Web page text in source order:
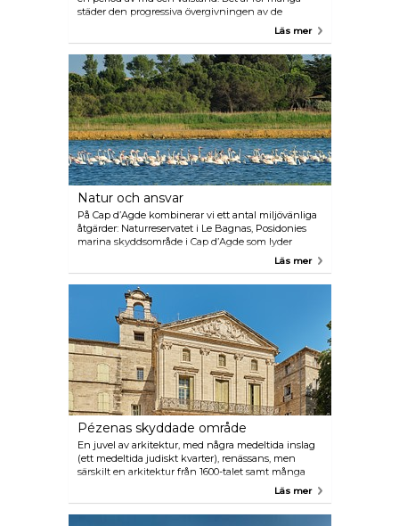
städer den progressiva övergivningen av de
medeltida vallarna och utbyggnaden av städer,
medeltida marknaderna i Pézenas och Montagnac
är fortfarande mycket populära och de här
städernas rikedom återspeglas i de många palatsen
som vi fortfarande kan se idag. Agde upplevde ett
liknande uppsving och dess palats är byggda i
basalt precis som i Vias och Portiragnes. Kyrkorna
smyckas med retabler (Pomerols, Pézenas) och
möbler. Genom guidade turer eller med en gratis
ritning och ljudtext kan du upptäcka dessa
rikedomar.
Läs mer
Natur och ansvar
På Cap d’Agde kombinerar vi ett antal miljövänliga
åtgärder: Naturreservatet i Le Bagnas, Posidonies
marina skyddsområde i Cap d’Agde som lyder
under programmet Natura 2000, strandskydd,
cykelvägar. Vår plan för strandkvalitet garanterar att
Cap d’Agdes bad- och kustvatten är rena.
Grannarna Vias och Portiragnes, Pézenas och
Saint-Pons de Mauchiens strävar på samma sätt för
att bevara hotade arter och våtmarker. Med
våtmarken Grande Maïre i Portiragnes eller
naturreservatet Roque-Haute mellan Agde och
Béziers. Visste du att fladdermöss har ett
skyddsområde Natura 2000 i Pézenas och att
tornfalken endast sätter bo i Saint-Pons de
Mauchiens. I Bagnas skyddas 250 fågelarter:
styltlöpare, ankor, flamingos, högrar, rovfåglar och
andra flyttfåglar...
Läs mer
Pézenas skyddade område
En juvel av arkitektur, med några medeltida inslag
(ett medeltida judiskt kvarter), renässans, men
särskilt en arkitektur från 1600-talet samt många
palats, inbäddat i gator från forna tider. Det är en
och många andra, men som bebos av hantverkare,
Läs mer